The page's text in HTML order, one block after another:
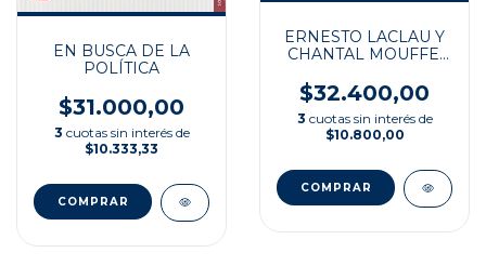
EN BUSCA DE LA
POLÍTICA
$31.000,00
3 cuotas sin interés de
$10.333,33
ERNESTO LACLAU Y
CHANTAL MOUFFE:
HEGEMONÍA
$32.400,00
3 cuotas sin interés de
$10.800,00